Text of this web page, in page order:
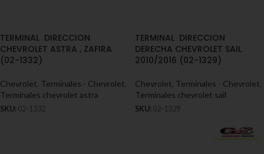
TERMINAL DIRECCION
CHEVROLET ASTRA , ZAFIRA
(02-1332)
Chevrolet Terminales - Chevrolet
Terminales chevrolet astra
SKU: 02-1332
TERMINAL DIRECCION
DERECHA CHEVROLET SAIL
2010/2016 (02-1329)
Chevrolet Terminales - Chevrolet
Terminales chevrolet sail
SKU: 02-1329